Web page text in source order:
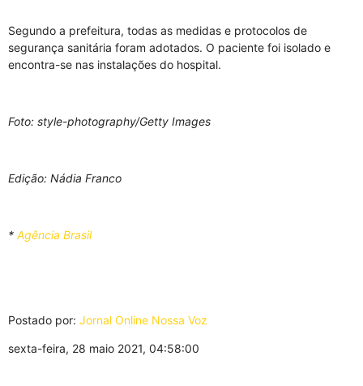
Segundo a prefeitura, todas as medidas e protocolos de
segurança sanitária foram adotados. O paciente foi isolado e
encontra-se nas instalações do hospital.
Foto: style-photography/Getty Images
Edição: Nádia Franco
* Agência Brasil
Postado por: Jornal Online Nossa Voz
sexta-feira, 28 maio 2021, 04:58:00